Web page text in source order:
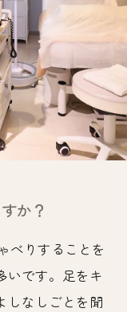
か？
べりすることを
いです。足をキ
しなしごとを聞